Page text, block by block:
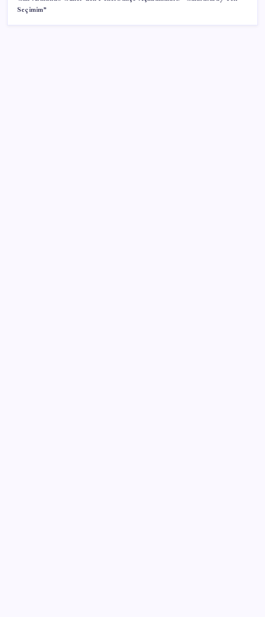
Seçimim”